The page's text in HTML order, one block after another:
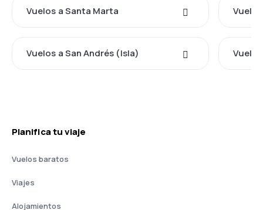
Vuelos a Santa Marta
Vuelos a San Andrés (Isla)
Planifica tu viaje
Vuelos baratos
Viajes
Alojamientos